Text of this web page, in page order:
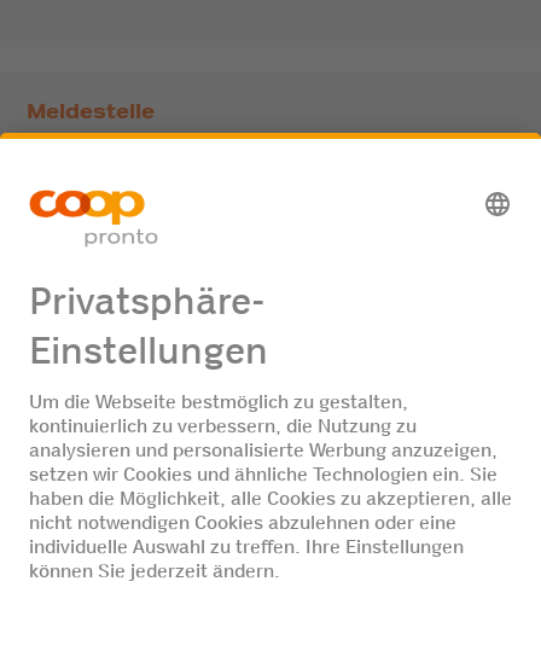
Meldestelle
sowie auchAkteure entlang der Lieferkette
rechtswidriges oder unethisches Verhalten zu melden.
Es können uns unter anderem Verstösse gegen das
Datenschutz gemeldet werden.
Weiter zur Meldeplattform
Verfahrensordnung